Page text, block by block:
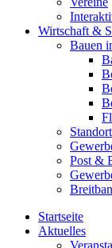
Wirtschaft &
Bauen
Post &
Startseite
Aktuelles